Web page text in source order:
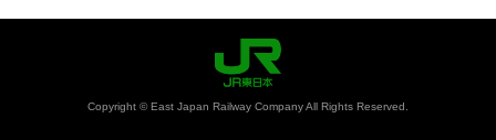
Copyright © East Japan Railway Company All Rights Reserved.